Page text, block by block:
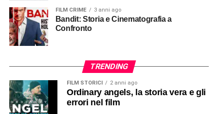
FILM CRIME 3 anni ago
Bandit: Storia e Cinematografia a
Confronto
TRENDING
FILM STORICI 2 anni ago
Ordinary angels, la storia vera e gli
errori nel film